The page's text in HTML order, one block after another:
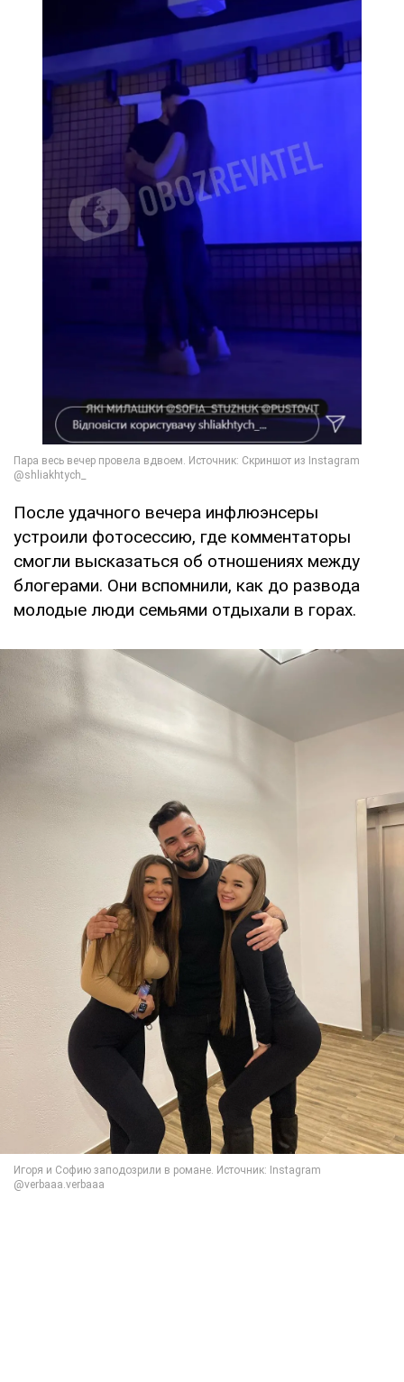
После удачного вечера инфлюэнсеры
устроили фотосессию, где комментаторы
смогли высказаться об отношениях между
блогерами. Они вспомнили, как до развода
молодые люди семьями отдыхали в горах.